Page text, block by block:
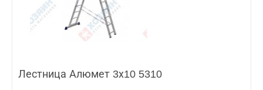
Лестница Алюмет 3х10 5310